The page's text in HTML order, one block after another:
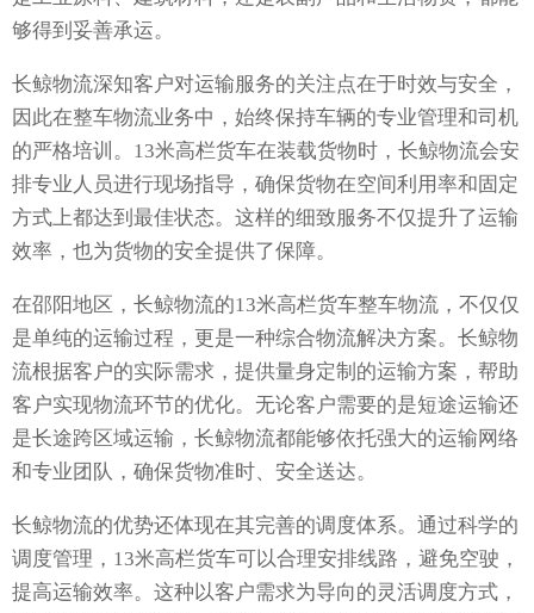
够得到妥善承运。
长鲸物流深知客户对运输服务的关注点在于时效与安全，
因此在整车物流业务中，始终保持车辆的专业管理和司机
的严格培训。13米高栏货车在装载货物时，长鲸物流会安
排专业人员进行现场指导，确保货物在空间利用率和固定
方式上都达到最佳状态。这样的细致服务不仅提升了运输
效率，也为货物的安全提供了保障。
在邵阳地区，长鲸物流的13米高栏货车整车物流，不仅仅
是单纯的运输过程，更是一种综合物流解决方案。长鲸物
流根据客户的实际需求，提供量身定制的运输方案，帮助
客户实现物流环节的优化。无论客户需要的是短途运输还
是长途跨区域运输，长鲸物流都能够依托强大的运输网络
和专业团队，确保货物准时、安全送达。
长鲸物流的优势还体现在其完善的调度体系。通过科学的
调度管理，13米高栏货车可以合理安排线路，避免空驶，
提高运输效率。这种以客户需求为导向的灵活调度方式，